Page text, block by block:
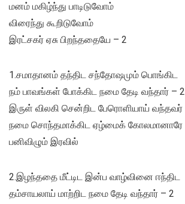
மனம் மகிழ்ந்து பாடிடுவோம்
விரைந்து கூறிடுவோம்
இரட்சகர் ஏசு பிறந்ததையே – 2
1.சமாதானம் தந்திட சந்தோஷமும் பொங்கிட
நம் பாவங்கள் போக்கிட நமை தேடி வந்தார் – 2
இருள் விலகி சென்றிட பேரொளியாய் வந்தவர்
நமை சொந்தமாக்கிட ஏழ்மைக் கோலமானாரே
பனிவிழும் இரவில்
2.இழந்ததை மீட்டிட இன்ப வாழ்வினை ஈந்திட
தம்சாயலாய் மாற்றிட நமை தேடி வந்தார் – 2